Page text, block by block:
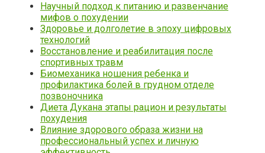
Научный подход к питанию и развенчание
мифов о похудении
Здоровье и долголетие в эпоху цифровых
технологий
Восстановление и реабилитация после
спортивных травм
Биомеханика ношения ребенка и
профилактика болей в грудном отделе
позвоночника
Диета Дукана этапы рацион и результаты
похудения
Влияние здорового образа жизни на
профессиональный успех и личную